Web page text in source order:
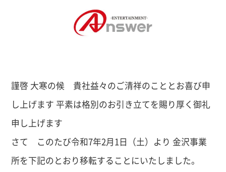
謹啓 大寒の候 貴社益々のご清祥のこととお喜び申
し上げます 平素は格別のお引き立てを賜り厚く御礼
申し上げます
さて このたび令和7年2月1日（土）より 金沢事業
所を下記のとおり移転することにいたしました。